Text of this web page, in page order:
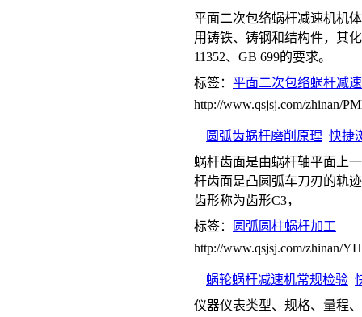
平面二次包络蜗杆减速机机
用铸铁、铸钢和结构件，其
11352、GB 699的要求。
标签： 平面二次包络蜗杆减
http://www.qsjsj.com/zhinan/
圆弧齿蜗杆磨削原理 快捷
蜗杆齿面是由蜗杆轴平面上
杆齿面是凸圆弧车刀刃的轨
齿形称为齿形C3，
标签：
圆弧圆柱蜗杆加工
http://www.qsjsj.com/zhinan/
蜗轮蜗杆减速机常规检验
仪器仪表类型、规格、量程